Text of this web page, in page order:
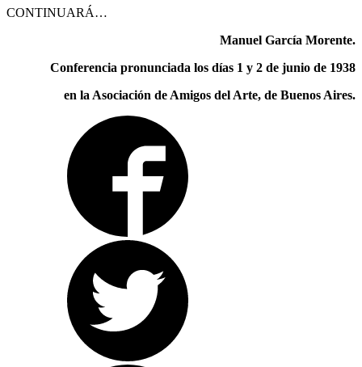
CONTINUARÁ…
Manuel García Morente.
Conferencia pronunciada los días 1 y 2 de junio de 1938
en la Asociación de Amigos del Arte, de Buenos Aires.